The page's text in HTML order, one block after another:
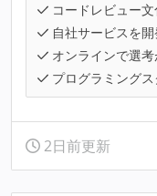
コードレビュー
自社サービスを開
オンラインで選
プログラミング
2日前更新